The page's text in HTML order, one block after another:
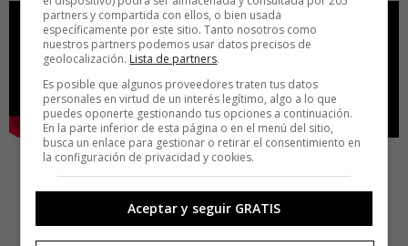
partners y compartida con ellos, o bien usada
específicamente por este sitio. Tanto nosotros como
nuestros partners podemos usar datos precisos de
geolocalización. Lista de partners.
Es posible que algunos proveedores traten tus datos
personales en virtud de un interés legítimo, algo a lo que
puedes oponerte gestionando tus opciones a continuación.
En la parte inferior de esta página o en el menú del sitio,
busca un enlace para gestionar o retirar el consentimiento en
la configuración de privacidad y cookies.
Aceptar y seguir GRATIS